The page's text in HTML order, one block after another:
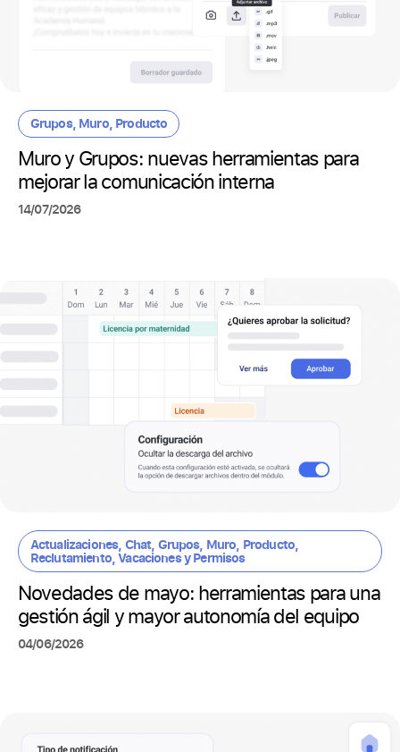
Grupos, Muro, Producto
Muro y Grupos: nuevas herramientas para
mejorar la comunicación interna
14/07/2026
Actualizaciones, Chat Grupos, Muro Producto
Reclutamiento,Vacaciones y Permisos
Novedades de mayo: herramientas para una
gestión ágil y mayor autonomía del equipo
04/06/2026